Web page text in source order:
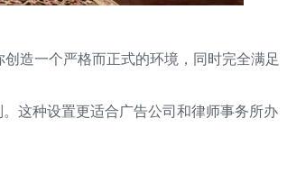
造一个严格而正式的环境，同时完全满足
这种设置更适合广告公司和律师事务所办